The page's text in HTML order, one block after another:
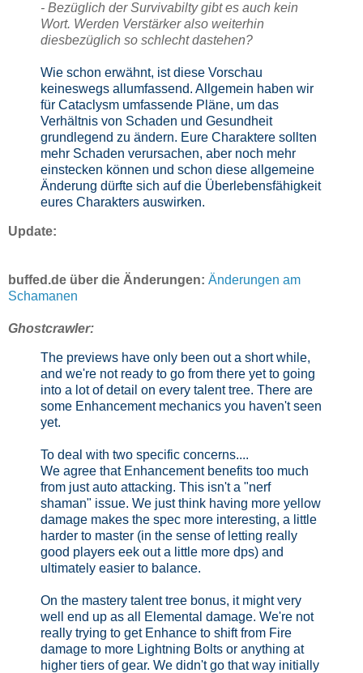
- Bezüglich der Survivabilty gibt es auch kein
Wort. Werden Verstärker also weiterhin
diesbezüglich so schlecht dastehen?
Wie schon erwähnt, ist diese Vorschau
keineswegs allumfassend. Allgemein haben wir
für Cataclysm umfassende Pläne, um das
Verhältnis von Schaden und Gesundheit
grundlegend zu ändern. Eure Charaktere sollten
mehr Schaden verursachen, aber noch mehr
einstecken können und schon diese allgemeine
Änderung dürfte sich auf die Überlebensfähigkeit
eures Charakters auswirken.
Update:
buffed.de über die Änderungen: Änderungen am
Schamanen
Ghostcrawler:
The previews have only been out a short while,
and we're not ready to go from there yet to going
into a lot of detail on every talent tree. There are
some Enhancement mechanics you haven't seen
yet.
To deal with two specific concerns....
We agree that Enhancement benefits too much
from just auto attacking. This isn't a "nerf
shaman" issue. We just think having more yellow
damage makes the spec more interesting, a little
harder to master (in the sense of letting really
good players eek out a little more dps) and
ultimately easier to balance.
On the mastery talent tree bonus, it might very
well end up as all Elemental damage. We're not
really trying to get Enhance to shift from Fire
damage to more Lightning Bolts or anything at
higher tiers of gear. We didn't go that way initially